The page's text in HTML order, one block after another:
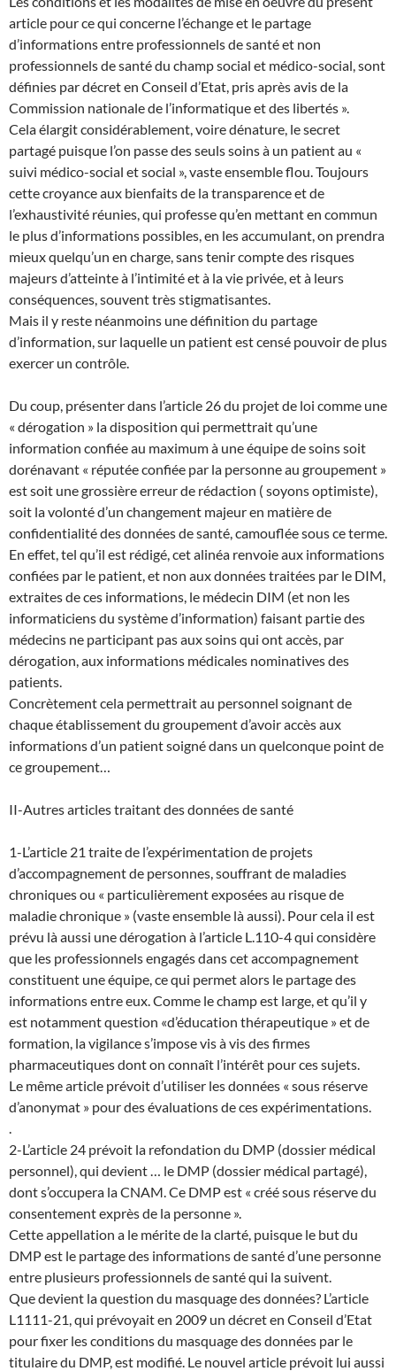
article pour ce qui concerne l’échange et le partage
d’informations entre professionnels de santé et non
professionnels de santé du champ social et médico-social, sont
définies par décret en Conseil d’Etat, pris après avis de la
Commission nationale de l’informatique et des libertés ».
Cela élargit considérablement, voire dénature, le secret
partagé puisque l’on passe des seuls soins à un patient au «
suivi médico-social et social », vaste ensemble flou. Toujours
cette croyance aux bienfaits de la transparence et de
l’exhaustivité réunies, qui professe qu’en mettant en commun
le plus d’informations possibles, en les accumulant, on prendra
mieux quelqu’un en charge, sans tenir compte des risques
majeurs d’atteinte à l’intimité et à la vie privée, et à leurs
conséquences, souvent très stigmatisantes.
Mais il y reste néanmoins une définition du partage
d’information, sur laquelle un patient est censé pouvoir de plus
exercer un contrôle.
Du coup, présenter dans l’article 26 du projet de loi comme une
« dérogation » la disposition qui permettrait qu’une
information confiée au maximum à une équipe de soins soit
dorénavant « réputée confiée par la personne au groupement »
est soit une grossière erreur de rédaction ( soyons optimiste),
soit la volonté d’un changement majeur en matière de
confidentialité des données de santé, camouflée sous ce terme.
En effet, tel qu’il est rédigé, cet alinéa renvoie aux informations
confiées par le patient, et non aux données traitées par le DIM,
extraites de ces informations, le médecin DIM (et non les
informaticiens du système d’information) faisant partie des
médecins ne participant pas aux soins qui ont accès, par
dérogation, aux informations médicales nominatives des
patients.
Concrètement cela permettrait au personnel soignant de
chaque établissement du groupement d’avoir accès aux
informations d’un patient soigné dans un quelconque point de
ce groupement…
II-Autres articles traitant des données de santé
1-L’article 21 traite de l’expérimentation de projets
d’accompagnement de personnes, souffrant de maladies
chroniques ou « particulièrement exposées au risque de
maladie chronique » (vaste ensemble là aussi). Pour cela il est
prévu là aussi une dérogation à l’article L.110-4 qui considère
que les professionnels engagés dans cet accompagnement
constituent une équipe, ce qui permet alors le partage des
informations entre eux. Comme le champ est large, et qu’il y
est notamment question «d’éducation thérapeutique » et de
formation, la vigilance s’impose vis à vis des firmes
pharmaceutiques dont on connaît l’intérêt pour ces sujets.
Le même article prévoit d’utiliser les données « sous réserve
d’anonymat » pour des évaluations de ces expérimentations.
.
2-L’article 24 prévoit la refondation du DMP (dossier médical
personnel), qui devient … le DMP (dossier médical partagé),
dont s’occupera la CNAM. Ce DMP est « créé sous réserve du
consentement exprès de la personne ».
Cette appellation a le mérite de la clarté, puisque le but du
DMP est le partage des informations de santé d’une personne
entre plusieurs professionnels de santé qui la suivent.
Que devient la question du masquage des données? L’article
L1111-21, qui prévoyait en 2009 un décret en Conseil d’Etat
pour fixer les conditions du masquage des données par le
titulaire du DMP, est modifié. Le nouvel article prévoit lui aussi